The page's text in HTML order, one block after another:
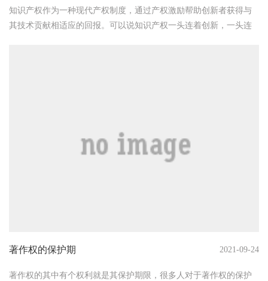
知识产权作为一种现代产权制度，通过产权激励帮助创新者获得与
其技术贡献相适应的回报。可以说知识产权一头连着创新，一头连
著作权的保护期 2021-09-24
著作权的其中有个权利就是其保护期限，很多人对于著作权的保护